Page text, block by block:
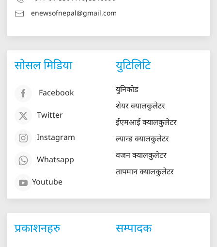
enewsofnepal@gmail.com
सोसल मिडिया
Facebook
Twitter
Instagram
Whatsapp
Youtube
युटिलिटि
युनिकोड
शेयर क्यालकुलेटर
ईएमआई क्यालकुलेटर
ल्यान्ड क्यालकुलेटर
वजन क्यालकुलेटर
तापमान क्यालकुलेटर
प्रकाशनहरु सम्पादक